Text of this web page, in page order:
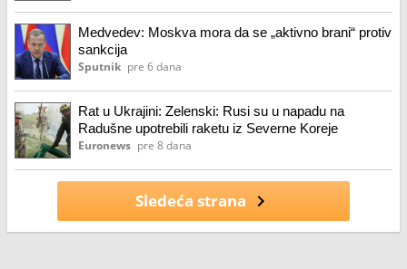
Medvedev: Moskva mora da se „aktivno brani“ protiv
sankcija
Sputnik pre 6 dana
Rat u Ukrajini: Zelenski: Rusi su u napadu na
Radušne upotrebili raketu iz Severne Koreje
Euronews pre 8 dana
Sledeća strana